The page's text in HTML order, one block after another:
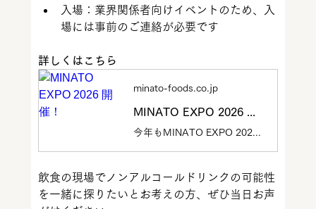
入場：業界関係者向けイベントのため、入
場には事前のご連絡が必要です
詳しくはこちら
minato-foods.co.jp
MINATO EXPO 2026 開催！
今年もMINATO EXPO 2026 を開催いたします。日時：2026年5月13日(水) 10:00～17:00 場所：京都市勧業館みやこめっせ3階出...
飲食の現場でノンアルコールドリンクの可能性
を一緒に探りたいとお考えの方、ぜひ当日お声